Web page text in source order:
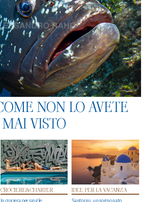
NON LO AVETE
MAI VISTO
CROCIERE&CHARTER
In crociera per single
IDEE PER LA VACANZA
Santorini, un sogno nato